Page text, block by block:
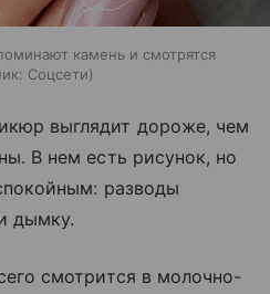
камень и смотрятся
Соцсети
выглядит дороже, чем
В нем есть рисунок, но
разводы
дымку.
смотрится в молочно-